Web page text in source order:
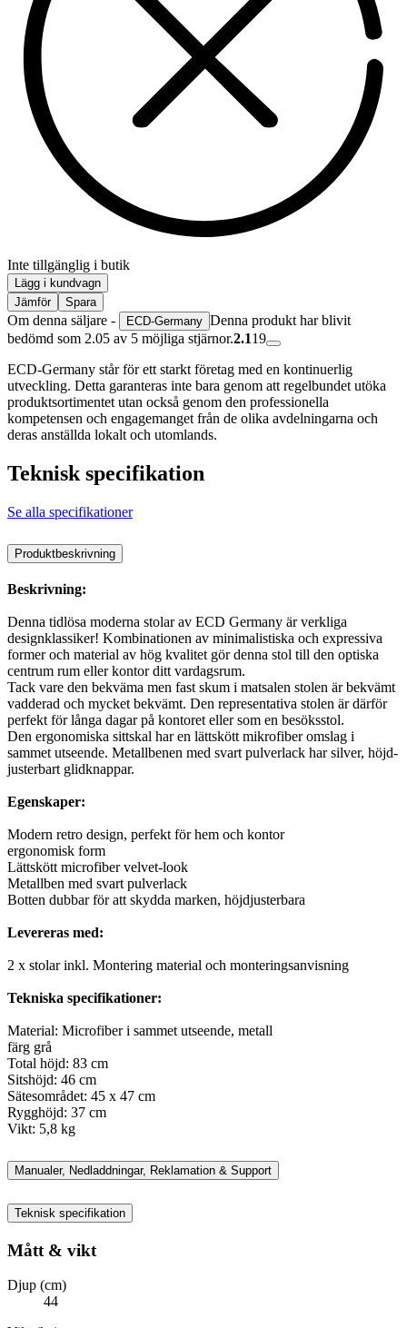
Inte tillgänglig i butik
Lägg i kundvagn
Jämför
Spara
Om denna säljare - ECD-Germany Denna produkt har blivit
bedömd som 2.05 av 5 möjliga stjärnor.2.119
ECD-Germany står för ett starkt företag med en kontinuerlig
utveckling. Detta garanteras inte bara genom att regelbundet utöka
produktsortimentet utan också genom den professionella
kompetensen och engagemanget från de olika avdelningarna och
deras anställda lokalt och utomlands.
Teknisk specifikation
Se alla specifikationer
Produktbeskrivning
Beskrivning:
Denna tidlösa moderna stolar av ECD Germany är verkliga
designklassiker! Kombinationen av minimalistiska och expressiva
former och material av hög kvalitet gör denna stol till den optiska
centrum rum eller kontor ditt vardagsrum.
Tack vare den bekväma men fast skum i matsalen stolen är bekvämt
vadderad och mycket bekvämt. Den representativa stolen är därför
perfekt för långa dagar på kontoret eller som en besöksstol.
Den ergonomiska sittskal har en lättskött mikrofiber omslag i
sammet utseende. Metallbenen med svart pulverlack har silver, höjd-
justerbart glidknappar.
Egenskaper:
Modern retro design, perfekt för hem och kontor
ergonomisk form
Lättskött microfiber velvet-look
Metallben med svart pulverlack
Botten dubbar för att skydda marken, höjdjusterbara
Levereras med:
2 x stolar inkl. Montering material och monteringsanvisning
Tekniska specifikationer:
Material: Microfiber i sammet utseende, metall
färg grå
Total höjd: 83 cm
Sitshöjd: 46 cm
Sätesområdet: 45 x 47 cm
Rygghöjd: 37 cm
Vikt: 5,8 kg
Manualer, Nedladdningar, Reklamation & Support
Teknisk specifikation
Mått & vikt
Djup (cm)
44